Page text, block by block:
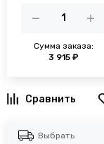
Сумма заказа:
3 915 ₽
Выбрать